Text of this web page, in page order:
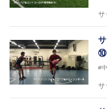
サ
⑩
#
サ